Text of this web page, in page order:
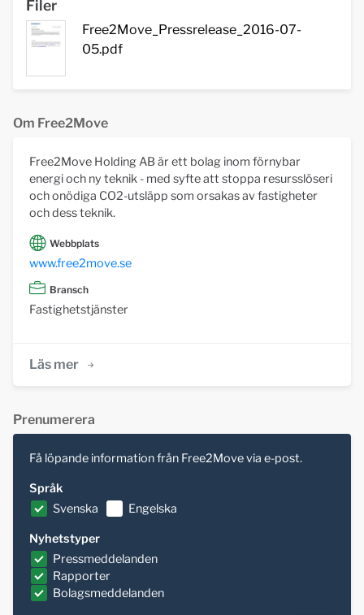
Filer
Free2Move_Pressrelease_2016-07-
05.pdf
Om Free2Move
Free2Move Holding AB är ett bolag inom förnybar
energi och ny teknik - med syfte att stoppa resursslöseri
och onödiga CO2-utsläpp som orsakas av fastigheter
och dess teknik.
Webbplats
www.free2move.se
Bransch
Fastighetstjänster
Läs mer
Prenumerera
Få löpande information från Free2Move via e-post.
Språk
Svenska
Engelska
Nyhetstyper
Pressmeddelanden
Rapporter
Bolagsmeddelanden